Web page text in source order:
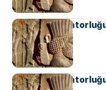
Sasani
Sasani